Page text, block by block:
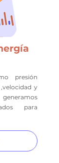
presión
y
para